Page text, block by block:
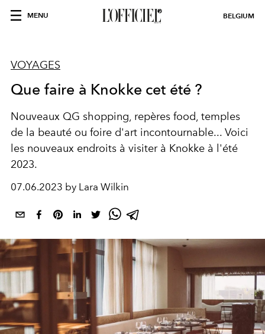
MENU BELGIUM
VOYAGES
Que faire à Knokke cet été ?
Nouveaux QG shopping, repères food, temples
de la beauté ou foire d'art incontournable... Voici
les nouveaux endroits à visiter à Knokke à l'été
2023.
07.06.2023 by Lara Wilkin